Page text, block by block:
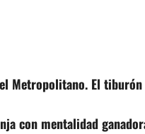
Metropolitano. El
con mentalidad